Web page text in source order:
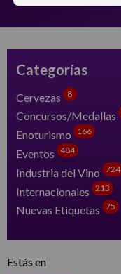
Estás en
Categorías
Cervezas 8
Concursos/Medallas
Enoturismo 166
Eventos 484
Industria del Vino 724
Internacionales 213
Nuevas Etiquetas 75